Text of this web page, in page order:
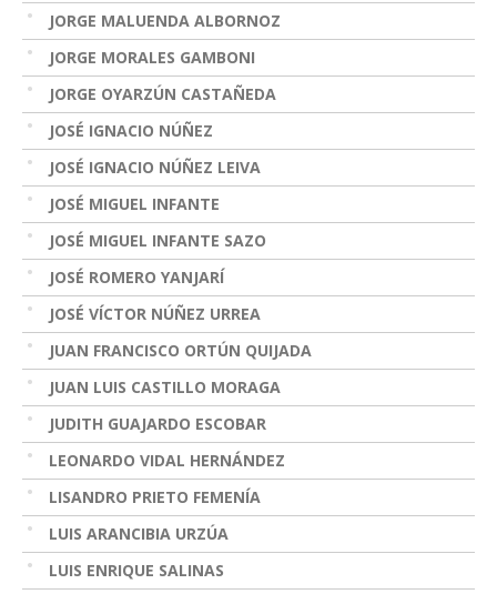
JORGE MALUENDA ALBORNOZ
JORGE MORALES GAMBONI
JORGE OYARZÚN CASTAÑEDA
JOSÉ IGNACIO NÚÑEZ
JOSÉ IGNACIO NÚÑEZ LEIVA
JOSÉ MIGUEL INFANTE
JOSÉ MIGUEL INFANTE SAZO
JOSÉ ROMERO YANJARÍ
JOSÉ VÍCTOR NÚÑEZ URREA
JUAN FRANCISCO ORTÚN QUIJADA
JUAN LUIS CASTILLO MORAGA
JUDITH GUAJARDO ESCOBAR
LEONARDO VIDAL HERNÁNDEZ
LISANDRO PRIETO FEMENÍA
LUIS ARANCIBIA URZÚA
LUIS ENRIQUE SALINAS